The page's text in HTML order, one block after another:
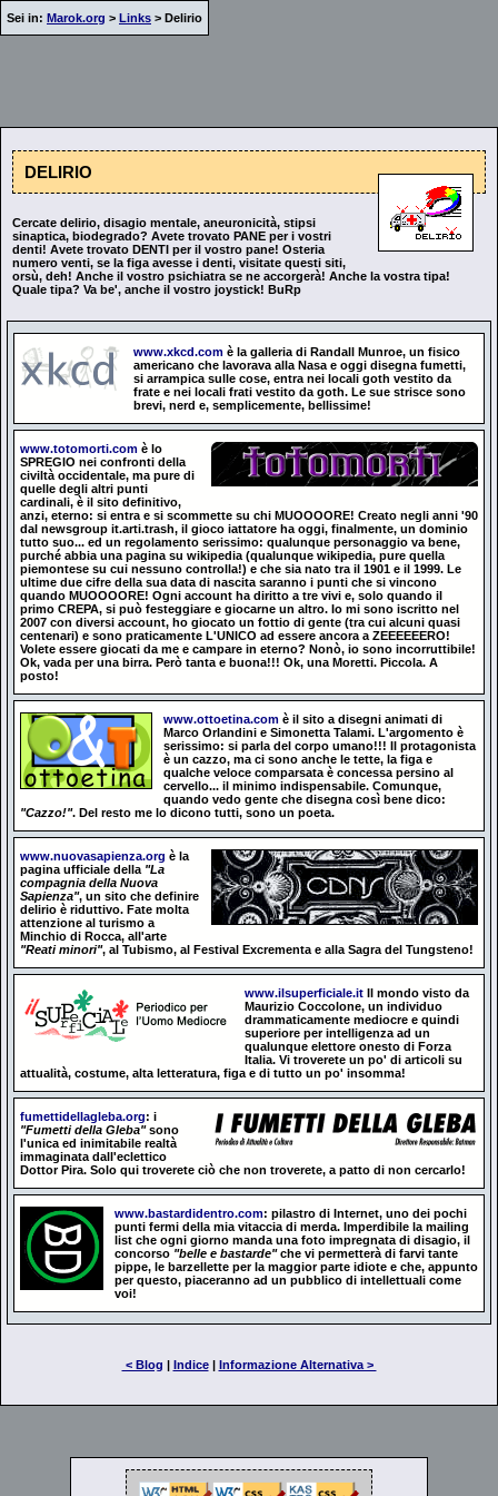
Sei in: Marok.org > Links > Delirio
DELIRIO
Cercate delirio, disagio mentale, aneuronicità, stipsi
sinaptica, biodegrado? Avete trovato PANE per i vostri
denti! Avete trovato DENTI per il vostro pane! Osteria
numero venti, se la figa avesse i denti, visitate questi siti,
orsù, deh! Anche il vostro psichiatra se ne accorgerà! Anche la vostra tipa!
Quale tipa? Va be', anche il vostro joystick! BuRp
www.xkcd.com è la galleria di Randall Munroe, un fisico
americano che lavorava alla Nasa e oggi disegna fumetti,
si arrampica sulle cose, entra nei locali goth vestito da
frate e nei locali frati vestito da goth. Le sue strisce sono
brevi, nerd e, semplicemente, bellissime!
www.totomorti.com è lo
SPREGIO nei confronti della
civiltà occidentale, ma pure di
quelle degli altri punti
cardinali, è il sito definitivo,
anzi, eterno: si entra e si scommette su chi MUOOOORE! Creato negli anni '90
dal newsgroup it.arti.trash, il gioco iattatore ha oggi, finalmente, un dominio
tutto suo... ed un regolamento serissimo: qualunque personaggio va bene,
purché abbia una pagina su wikipedia (qualunque wikipedia, pure quella
piemontese su cui nessuno controlla!) e che sia nato tra il 1901 e il 1999. Le
ultime due cifre della sua data di nascita saranno i punti che si vincono
quando MUOOOORE! Ogni account ha diritto a tre vivi e, solo quando il
primo CREPA, si può festeggiare e giocarne un altro. Io mi sono iscritto nel
2007 con diversi account, ho giocato un fottio di gente (tra cui alcuni quasi
centenari) e sono praticamente L'UNICO ad essere ancora a ZEEEEEERO!
Volete essere giocati da me e campare in eterno? Nonò, io sono incorruttibile!
Ok, vada per una birra. Però tanta e buona!!! Ok, una Moretti. Piccola. A
posto!
www.ottoetina.com è il sito a disegni animati di
Marco Orlandini e Simonetta Talami. L'argomento è
serissimo: si parla del corpo umano!!! Il protagonista
è un cazzo, ma ci sono anche le tette, la figa e
qualche veloce comparsata è concessa persino al
cervello... il minimo indispensabile. Comunque,
quando vedo gente che disegna così bene dico:
"Cazzo!". Del resto me lo dicono tutti, sono un poeta.
www.nuovasapienza.org è la
pagina ufficiale della "La
compagnia della Nuova
Sapienza", un sito che definire
delirio è riduttivo. Fate molta
attenzione al turismo a
Minchio di Rocca, all'arte
"Reati minori", al Tubismo, al Festival Excrementa e alla Sagra del Tungsteno!
www.ilsuperficiale.it Il mondo visto da
Maurizio Coccolone, un individuo
drammaticamente mediocre e quindi
superiore per intelligenza ad un
qualunque elettore onesto di Forza
Italia. Vi troverete un po' di articoli su
attualità, costume, alta letteratura, figa e di tutto un po' insomma!
fumettidellagleba.org: i
"Fumetti della Gleba"sono
l'unica ed inimitabile realtà
immaginata dall'eclettico
Dottor Pira. Solo qui troverete ciò che non troverete, a patto di non cercarlo!
www.bastardidentro.com: pilastro di Internet, uno dei pochi
punti fermi della mia vitaccia di merda. Imperdibile la mailing
list che ogni giorno manda una foto impregnata di disagio, il
concorso "belle e bastarde"che vi permetterà di farvi tante
pippe, le barzellette per la maggior parte idiote e che, appunto
per questo, piaceranno ad un pubblico di intellettuali come
voi!
< Blog | Indice| Informazione Alternativa >